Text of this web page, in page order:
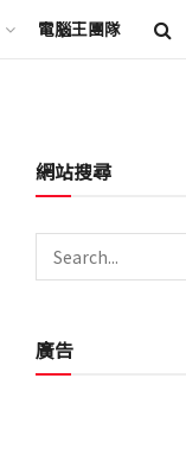
電腦王團隊
網站搜尋
廣告